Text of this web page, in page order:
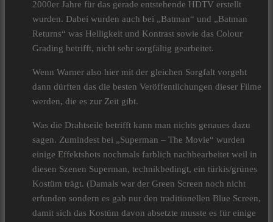
2000er Jahre für das gerade entstehende HDTV erstellt
wurden. Dabei wurden auch bei „Batman“ und „Batman
Returns“ was Helligkeit und Kontrast sowie das Colour
Grading betrifft, nicht sehr sorgfältig gearbeitet.
Wenn Warner also hier mit der gleichen Sorgfalt vorgeht
dann dürften das die besten Veröffentlichungen dieser Filme
werden, die es zur Zeit gibt.
Was die Drahtseile betrifft kann man nichts genaues dazu
sagen. Zumindest bei „Superman – The Movie“ wurden
einige Effektshots nochmals farblich nachbearbeitet weil in
diesen Szenen Superman, technikbedingt, ein türkis/grünes
Kostüm trägt. (Damals war der Green Screen noch nicht
erfunden sondern es gab nur den traditionellen Blue Screen,
damit sich das Kostüm davon absetzte musste es für einige